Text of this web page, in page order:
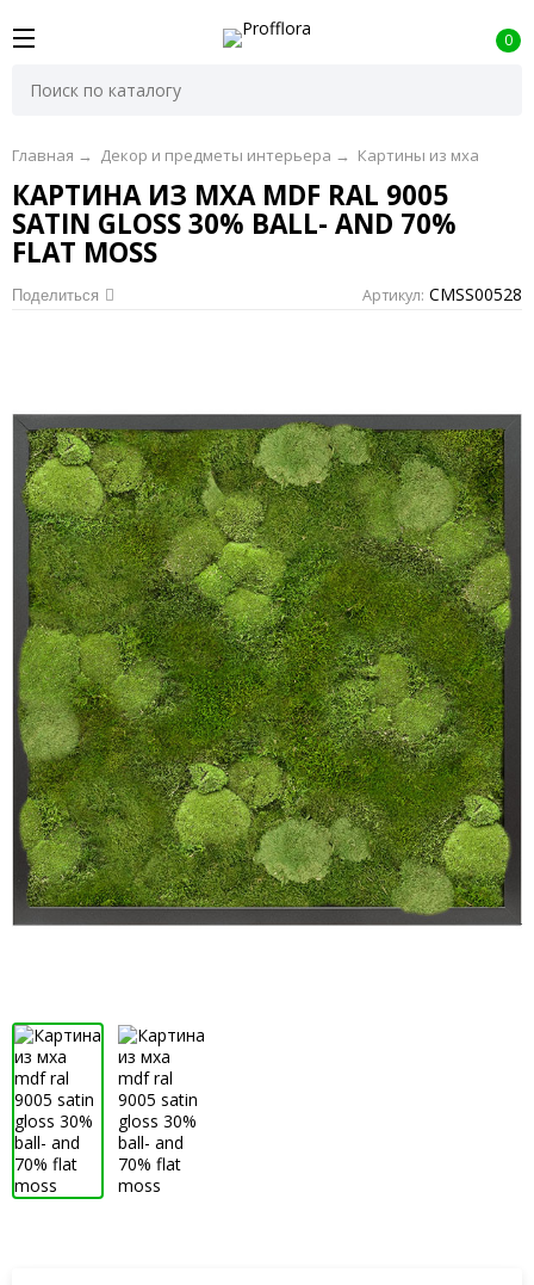
0
Главная → Декор и предметы интерьера → Картины из мха
КАРТИНА ИЗ МХА MDF RAL 9005
SATIN GLOSS 30% BALL- AND 70%
FLAT MOSS
Поделиться Артикул: CMSS00528